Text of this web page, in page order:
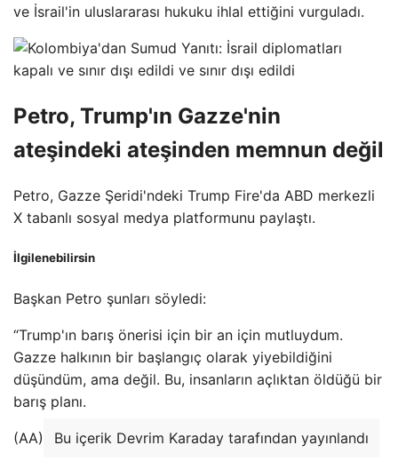
ve İsrail'in uluslararası hukuku ihlal ettiğini vurguladı.
Petro, Trump'ın Gazze'nin
ateşindeki ateşinden memnun değil
Petro, Gazze Şeridi'ndeki Trump Fire'da ABD merkezli
X tabanlı sosyal medya platformunu paylaştı.
İlgilenebilirsin
Başkan Petro şunları söyledi:
“Trump'ın barış önerisi için bir an için mutluydum.
Gazze halkının bir başlangıç ​​olarak yiyebildiğini
düşündüm, ama değil. Bu, insanların açlıktan öldüğü bir
barış planı.
(AA) Bu içerik Devrim Karaday tarafından yayınlandı